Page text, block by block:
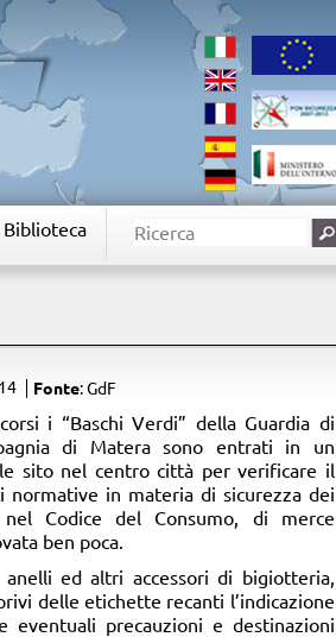
Biblioteca
Fonte: GdF
i “Baschi Verdi” della Guardia di
di Matera sono entrati in un
sito nel centro città per verificare il
normative in materia di sicurezza dei
Codice del Consumo, di merce
ben poca.
anelli ed altri accessori di bigiotteria,
delle etichette recanti l’indicazione
eventuali precauzioni e destinazioni